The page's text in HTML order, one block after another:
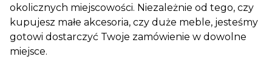
okolicznych miejscowości. Niezależnie od tego, czy
kupujesz małe akcesoria, czy duże meble, jesteśmy
gotowi dostarczyć Twoje zamówienie w dowolne
miejsce.